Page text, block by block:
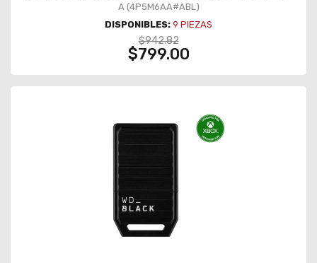
A (4P5M6AA#ABL)
DISPONIBLES: 9 PIEZAS
$942.82
$799.00